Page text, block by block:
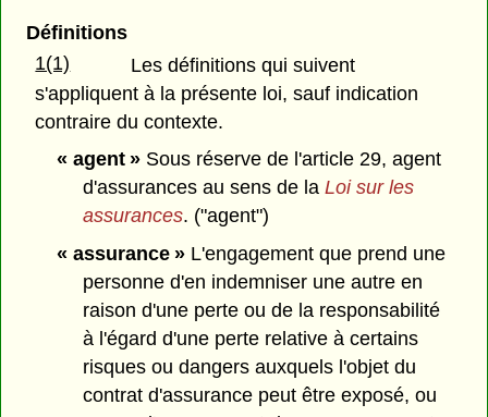
Définitions
1(1)
Les définitions qui suivent
s'appliquent à la présente loi, sauf indication
contraire du contexte.
« agent »Sous réserve de l'article 29, agent
d'assurances au sens de laLoi sur les
assurances. ("agent")
« assurance »L'engagement que prend une
personne d'en indemniser une autre en
raison d'une perte ou de la responsabilité
à l'égard d'une perte relative à certains
risques ou dangers auxquels l'objet du
contrat d'assurance peut être exposé, ou